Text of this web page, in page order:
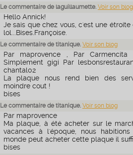
Le commentaire de laguillaumette. Voir son blog
Hello Annick!
Je sais que chez vous, c'est une
lol...Bises.Françoise.
Le commentaire de titanique. Voir son blog
Par maprovence , Par
Simplement gigi Par
chantal02
La plaque nous rend bien des
moindre cout !
bises
Le commentaire de titanique. Voir son blog
Par maprovence
Ma plaque, à été acheter sur le
vacances à l'époque, nous
monde peut acheter cette plaque il
bises